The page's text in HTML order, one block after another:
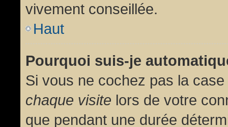
vivement conseillée.
Haut
Pourquoi suis-je
Si vous ne cochez pas la case
chaque visite lors de votre
que pendant une durée